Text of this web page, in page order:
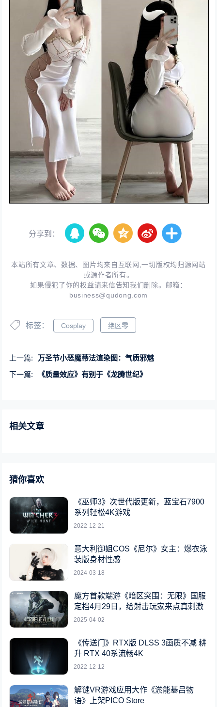
分享到：
本站所有文章、数据、图片均来自互联网,一切版权均归源网站
或源作者所有。
如果侵犯了你的权益请来信告知我们删除。邮箱：
business@qudong.com
标签： Cosplay 绝区零
上一篇:
万圣节小恶魔蒂法渲染图：气质邪魅
下一篇:
《质量效应》有别于《龙腾世纪》
相关文章
猜你喜欢
《巫师3》次世代版更新，蓝宝石7900
系列轻松4K游戏
2022-12-21
意大利御姐COS《尼尔》女主：爆衣泳
装版身材性感
2024-03-18
魔方首款端游《暗区突围：无限》国服
定档4月29日，给射击玩家来点真刺激
2025-04-02
《传送门》RTX版 DLSS 3画质不减 耕
升 RTX 40系流畅4K
2022-12-12
解谜VR游戏应用大作《淤能碁吕物
语》上架PICO Store